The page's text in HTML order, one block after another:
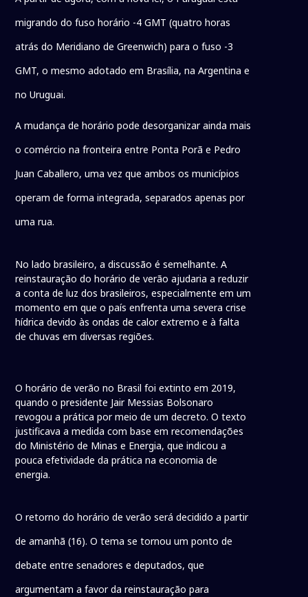
migrando do fuso horário -4 GMT (quatro horas
atrás do Meridiano de Greenwich) para o fuso -3
GMT, o mesmo adotado em Brasília, na Argentina e
no Uruguai.
A mudança de horário pode desorganizar ainda mais
o comércio na fronteira entre Ponta Porã e Pedro
Juan Caballero, uma vez que ambos os municípios
operam de forma integrada, separados apenas por
uma rua.
No lado brasileiro, a discussão é semelhante. A
reinstauração do horário de verão ajudaria a reduzir
a conta de luz dos brasileiros, especialmente em um
momento em que o país enfrenta uma severa crise
hídrica devido às ondas de calor extremo e à falta
de chuvas em diversas regiões.
O horário de verão no Brasil foi extinto em 2019,
quando o presidente Jair Messias Bolsonaro
revogou a prática por meio de um decreto. O texto
justificava a medida com base em recomendações
do Ministério de Minas e Energia, que indicou a
pouca efetividade da prática na economia de
energia.
O retorno do horário de verão será decidido a partir
de amanhã (16). O tema se tornou um ponto de
debate entre senadores e deputados, que
argumentam a favor da reinstauração para